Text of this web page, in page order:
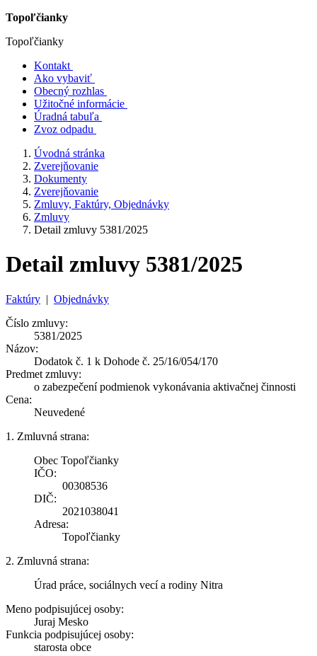
Topoľčianky
Topoľčianky
Kontakt
Ako vybaviť
Obecný rozhlas
Užitočné informácie
Úradná tabuľa
Zvoz odpadu
Úvodná stránka
Zverejňovanie
Dokumenty
Zverejňovanie
Zmluvy, Faktúry, Objednávky
Zmluvy
Detail zmluvy 5381/2025
Detail zmluvy 5381/2025
Faktúry | Objednávky
Číslo zmluvy:
5381/2025
Názov:
Dodatok č. 1 k Dohode č. 25/16/054/170
Predmet zmluvy:
o zabezpečení podmienok vykonávania aktivačnej činnosti
Cena:
Neuvedené
1. Zmluvná strana:
Obec Topoľčianky
IČO:
00308536
DIČ:
2021038041
Adresa:
Topoľčianky
2. Zmluvná strana:
Úrad práce, sociálnych vecí a rodiny Nitra
Meno podpisujúcej osoby:
Juraj Mesko
Funkcia podpisujúcej osoby:
starosta obce